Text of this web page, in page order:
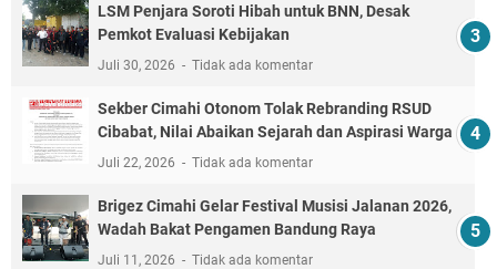
LSM Penjara Soroti Hibah untuk BNN, Desak
Pemkot Evaluasi Kebijakan
Juli 30, 2026 Tidak ada komentar
Sekber Cimahi Otonom Tolak Rebranding RSUD
Cibabat, Nilai Abaikan Sejarah dan Aspirasi Warga
Juli 22, 2026 Tidak ada komentar
Brigez Cimahi Gelar Festival Musisi Jalanan 2026,
Wadah Bakat Pengamen Bandung Raya
Juli 11, 2026 Tidak ada komentar